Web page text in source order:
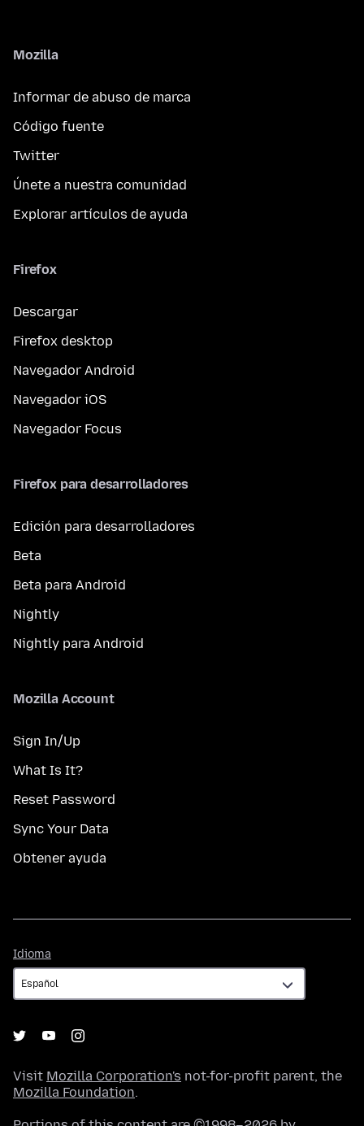
Mozilla
Informar de abuso de marca
Código fuente
Twitter
Únete a nuestra comunidad
Explorar artículos de ayuda
Firefox
Descargar
Firefox desktop
Navegador Android
Navegador iOS
Navegador Focus
Firefox para desarrolladores
Edición para desarrolladores
Beta
Beta para Android
Nightly
Nightly para Android
Mozilla Account
Sign In/Up
What Is It?
Reset Password
Sync Your Data
Obtener ayuda
Idioma
Visit Mozilla Corporation's not-for-profit parent, the
Mozilla Foundation.